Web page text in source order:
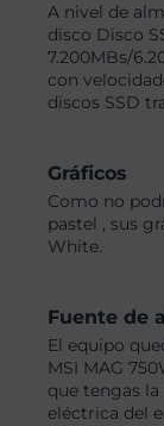
A nivel de
disco Disco
7.200MBs/
con
discos SSD
Gráficos
Como no
pastel , sus
White.
Fuente de
El equipo
MSI MAG
que tengas
eléctrica del